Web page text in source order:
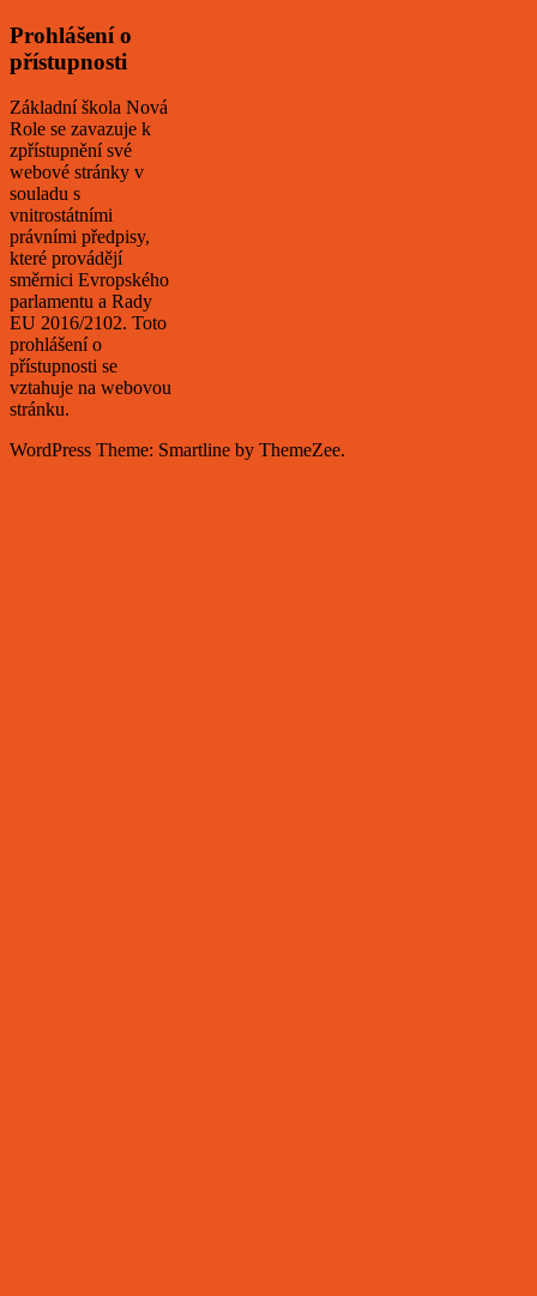
Prohlášení o
přístupnosti
Základní škola Nová
Role se zavazuje k
zpřístupnění své
webové stránky v
souladu s
vnitrostátními
právními předpisy,
které provádějí
směrnici Evropského
parlamentu a Rady
EU 2016/2102. Toto
prohlášení o
přístupnosti se
vztahuje na webovou
stránku.
WordPress Theme: Smartline by ThemeZee.